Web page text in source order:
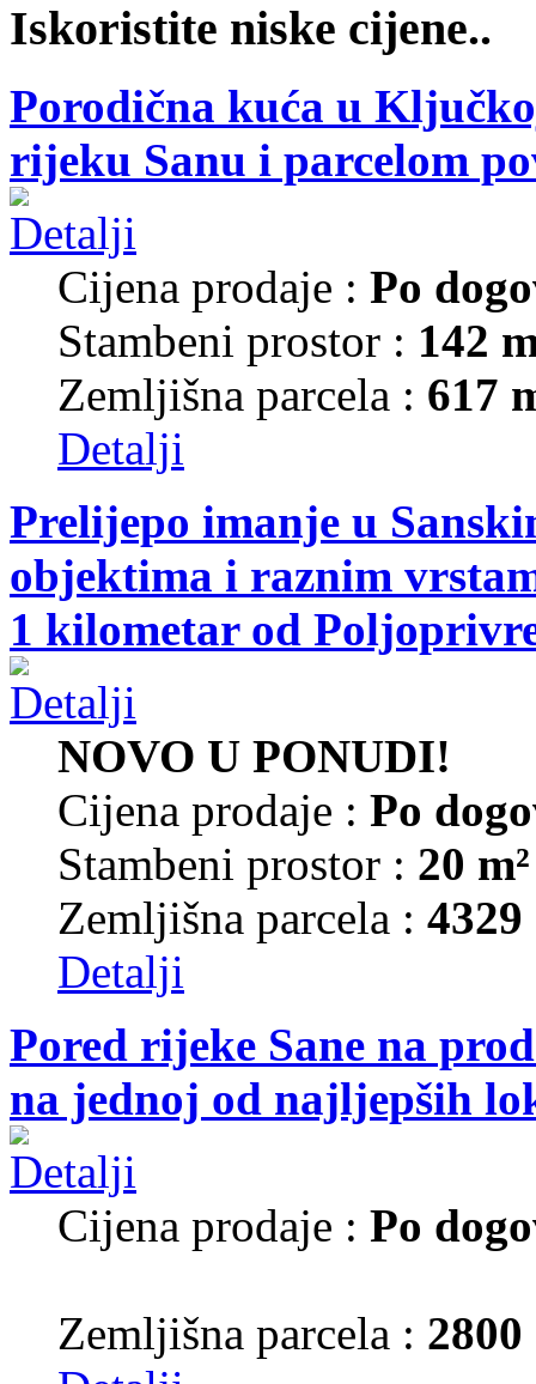
Iskoristite niske cijene..
Porodična kuća u
rijeku Sanu i parcelom
Cijena prodaje : Po
Stambeni prostor : 142
Zemljišna parcela : 617
Detalji
Prelijepo imanje u
objektima i raznim
1 kilometar od
NOVO U PONUDI!
Cijena prodaje : Po
Stambeni prostor : 20 m²
Zemljišna parcela : 4329
Detalji
Pored rijeke Sane na
na jednoj od najljepših
Cijena prodaje : Po
Zemljišna parcela : 2800